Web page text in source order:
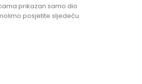
prikazan samo dio
posjetite sljedeću